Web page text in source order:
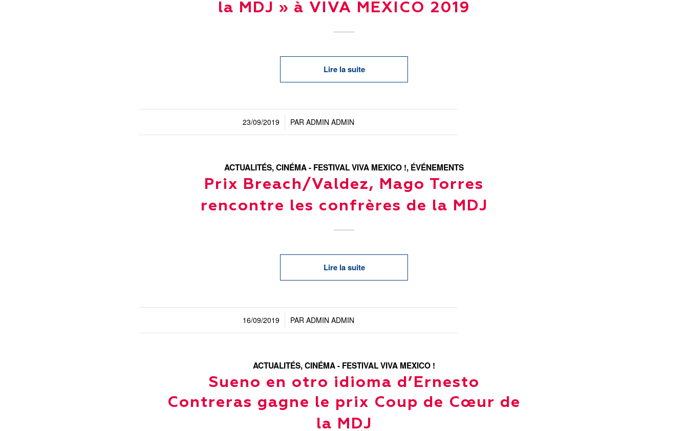
la MDJ » à VIVA MEXICO 2019
Lire la suite
23/09/2019
/ PAR ADMIN ADMIN
ACTUALITÉS,CINÉMA - FESTIVAL VIVA MEXICO !, ÉVÉNEMENTS
Prix Breach/Valdez, Mago Torres
rencontre les confrères de la MDJ
Lire la suite
16/09/2019
/ PAR ADMIN ADMIN
ACTUALITÉS,CINÉMA - FESTIVAL VIVA MEXICO !
Sueno en otro idioma d’Ernesto
Contreras gagne le prix Coup de Cœur de
la MDJ